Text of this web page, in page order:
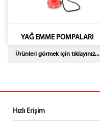
YAĞ EMME POMPALARI
Ürünleri görmek için tıklayınız...
Hızlı Erişim